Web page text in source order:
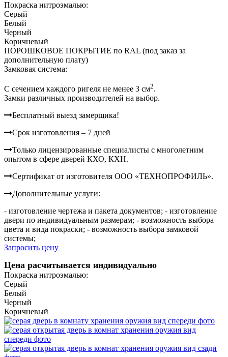
Покраска нитроэмалью:
Серый
Белый
Черный
Коричневый
ПОРОШКОВОЕ ПОКРЫТИЕ по RAL (под заказ за
дополнительную плату)
Замковая система:
C сечением каждого ригеля не менее 3 см2.
Замки различных производителей на выбор.
Бесплатный выезд замерщика!
Срок изготовления – 7 дней
Только лицензированные специалисты с многолетним
опытом в сфере дверей КХО, КХН.
Сертификат от изготовителя ООО «ТЕХНОПРОФИЛЬ».
Дополнительные услуги:
- изготовление чертежа и пакета документов; - изготовление
двери по индивидуальным размерам; - возможность выбора
цвета и вида покраски; - возможность выбора замковой
системы;
Запросить цену
Цена расчитывается индивидуально
Покраска нитроэмалью:
Серый
Белый
Черный
Коричневый